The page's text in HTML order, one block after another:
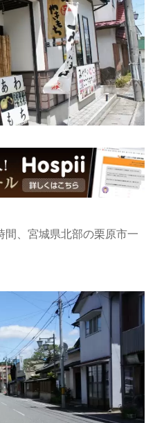
、宮城県北部の栗原市一